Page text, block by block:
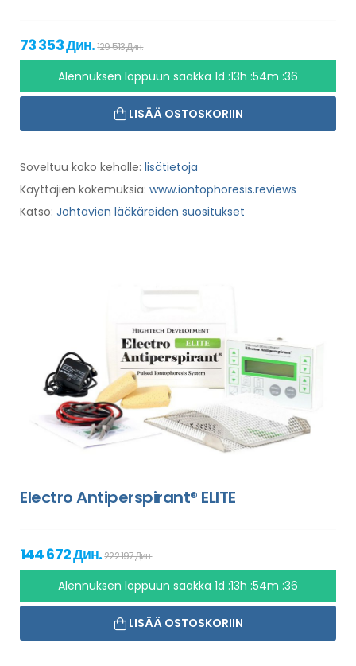
73 353 Дин.129 513 Дин.
Alennuksen loppuun saakka1d :13h :54m :35
LISÄÄ OSTOSKORIIN
Soveltuu koko keholle: lisätietoja
Käyttäjien kokemuksia: www.iontophoresis.reviews
Katso: Johtavien lääkäreiden suositukset
Electro Antiperspirant® ELITE
144 672 Дин.222 197 Дин.
Alennuksen loppuun saakka1d :13h :54m :35
LISÄÄ OSTOSKORIIN